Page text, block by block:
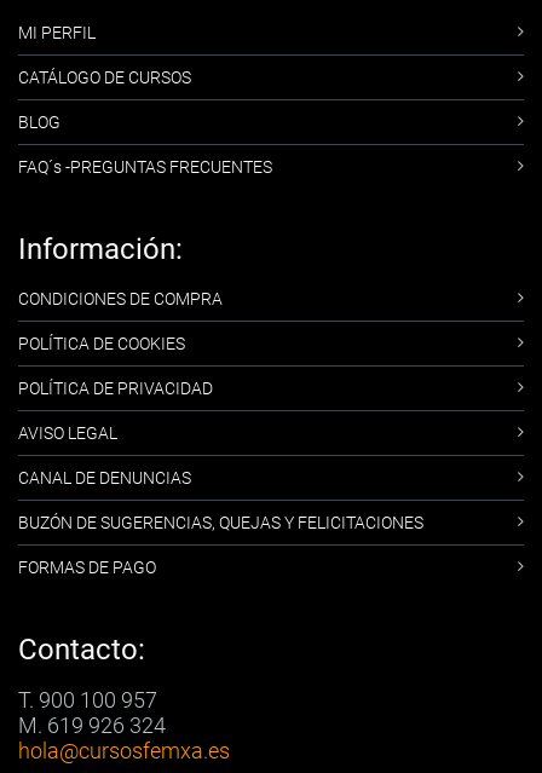
MI PERFIL
CATÁLOGO DE CURSOS
BLOG
FAQ´s -PREGUNTAS FRECUENTES
Información:
CONDICIONES DE COMPRA
POLÍTICA DE COOKIES
POLÍTICA DE PRIVACIDAD
AVISO LEGAL
CANAL DE DENUNCIAS
BUZÓN DE SUGERENCIAS, QUEJAS Y FELICITACIONES
FORMAS DE PAGO
Contacto:
T. 900 100 957
M. 619 926 324
hola@cursosfemxa.es